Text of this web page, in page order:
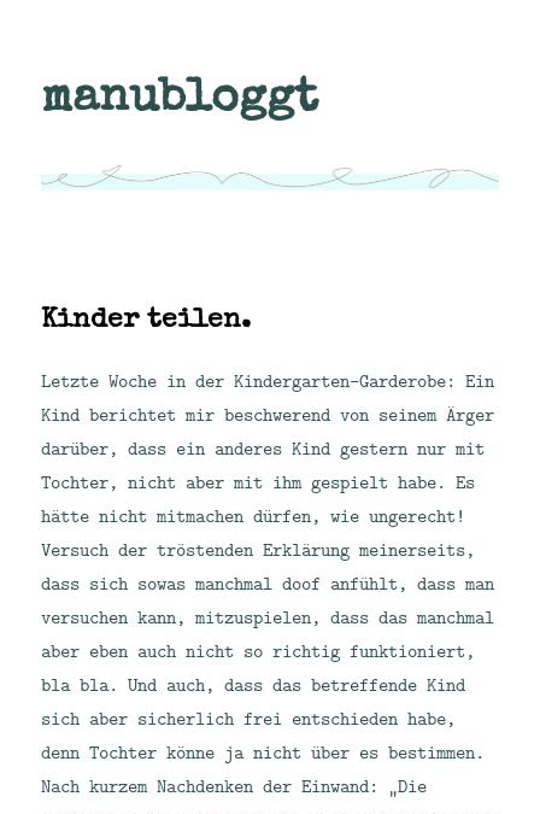
manubloggt
Kinder teilen.
Letzte Woche in der Kindergarten-Garderobe: Ein
Kind berichtet mir beschwerend von seinem Ärger
darüber, dass ein anderes Kind gestern nur mit
Tochter, nicht aber mit ihm gespielt habe. Es
hätte nicht mitmachen dürfen, wie ungerecht!
Versuch der tröstenden Erklärung meinerseits,
dass sich sowas manchmal doof anfühlt, dass man
versuchen kann, mitzuspielen, dass das manchmal
aber eben auch nicht so richtig funktioniert,
bla bla. Und auch, dass das betreffende Kind
sich aber sicherlich frei entschieden habe,
denn Tochter könne ja nicht über es bestimmen.
Nach kurzem Nachdenken der Einwand: „Die